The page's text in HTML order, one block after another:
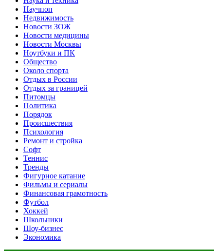
Научпоп
Недвижимость
Новости ЗОЖ
Новости медицины
Новости Москвы
Ноутбуки и ПК
Общество
Около спорта
Отдых в России
Отдых за границей
Питомцы
Политика
Порядок
Происшествия
Психология
Ремонт и стройка
Софт
Теннис
Тренды
Фигурное катание
Фильмы и сериалы
Финансовая грамотность
Футбол
Хоккей
Школьники
Шоу-бизнес
Экономика